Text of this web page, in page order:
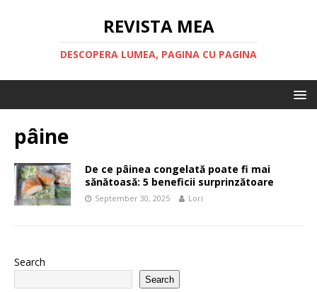
REVISTA MEA
DESCOPERA LUMEA, PAGINA CU PAGINA
pâine
De ce pâinea congelată poate fi mai
sănătoasă: 5 beneficii surprinzătoare
September 30, 2025 Lori
Search
Search